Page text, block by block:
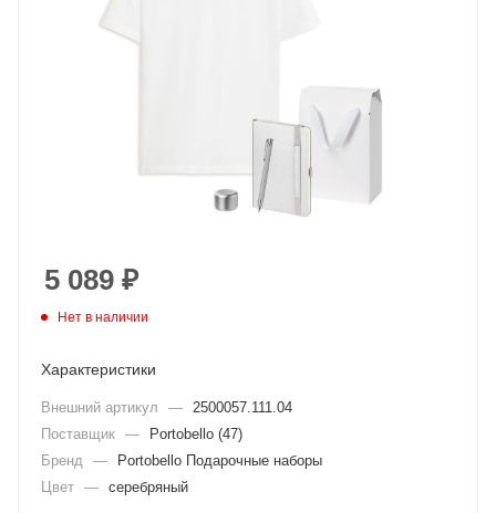
5 089 ₽
Нет в наличии
Характеристики
Внешний артикул —
2500057.111.04
Поставщик —
Portobello (47)
Бренд
—
Portobello Подарочные наборы
Цвет — серебряный